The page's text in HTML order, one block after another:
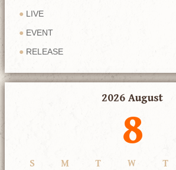
LIVE
EVENT
RELEASE
2026 August
8
S M T W T